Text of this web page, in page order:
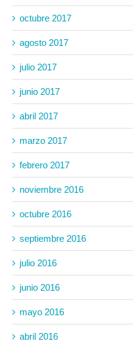
octubre 2017
agosto 2017
julio 2017
junio 2017
abril 2017
marzo 2017
febrero 2017
noviembre 2016
octubre 2016
septiembre 2016
julio 2016
junio 2016
mayo 2016
abril 2016